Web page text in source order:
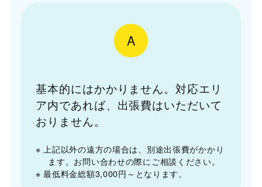
A
基本的にはかかりません。対応エリ
ア内であれば、出張費はいただいて
おりません。
※ 上記以外の遠方の場合は、別途出張費がかかり
ます。お問い合わせの際にご相談ください。
※ 最低料金総額3,000円～となります。